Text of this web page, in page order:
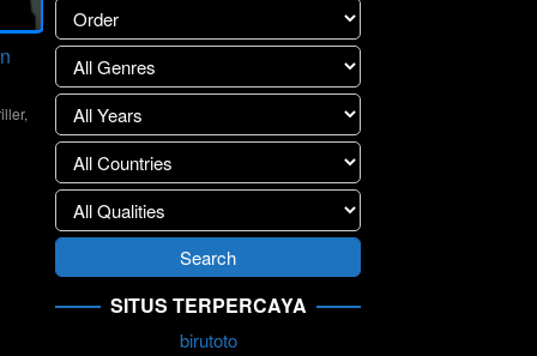
,
SITUS TERPERCAYA
birutoto